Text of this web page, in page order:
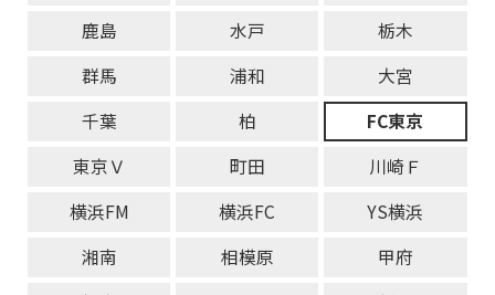
鹿島
水戸
栃木
群馬
浦和
大宮
千葉
柏
FC東京
東京Ｖ
町田
川崎Ｆ
横浜FM
横浜FC
YS横浜
湘南
相模原
甲府